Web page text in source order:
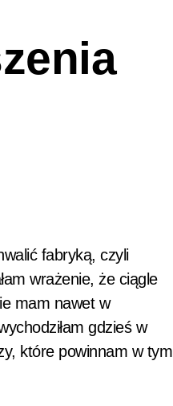
fabryką, czyli
wrażenie, że ciągle
mam nawet w
gdzieś w
które powinnam w tym